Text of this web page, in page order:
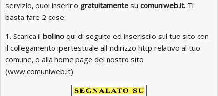
servizio, puoi inserirlo gratuitamentesu comuniweb.it.Ti
basta fare 2 cose:
1.Scarica il bollinoqui di seguito ed inseriscilo sul tuo sito con
il collegamento ipertestuale all'indirizzo http relativo al tuo
comune, o alla home page del nostro sito
(www.comuniweb.it)